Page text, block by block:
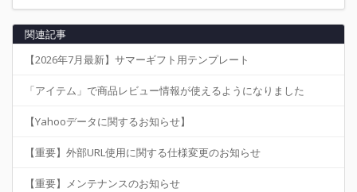
関連記事
【2026年7月最新】サマーギフト用テンプレート
「アイテム」で商品レビュー情報が使えるようになりました
【Yahooデータに関するお知らせ】
【重要】外部URL使用に関する仕様変更のお知らせ
【重要】メンテナンスのお知らせ